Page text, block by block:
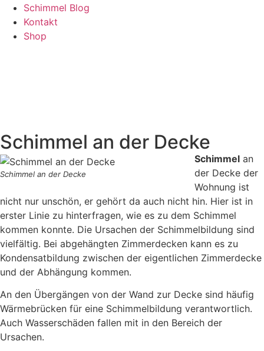
Schimmel Blog
Kontakt
Shop
Schimmel an der Decke
Schimmel an der Decke
Schimmel an
der Decke der
Wohnung ist
nicht nur unschön, er gehört da auch nicht hin. Hier ist in
erster Linie zu hinterfragen, wie es zu dem Schimmel
kommen konnte. Die Ursachen der Schimmelbildung sind
vielfältig. Bei abgehängten Zimmerdecken kann es zu
Kondensatbildung zwischen der eigentlichen Zimmerdecke
und der Abhängung kommen.
An den Übergängen von der Wand zur Decke sind häufig
Wärmebrücken für eine Schimmelbildung verantwortlich.
Auch Wasserschäden fallen mit in den Bereich der
Ursachen.